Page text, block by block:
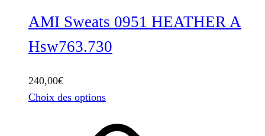
AMI Sweats 0951 HEATHER A
Hsw763.730
240,00€
Choix des optionsCe
a